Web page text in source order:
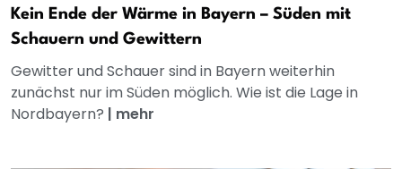
Kein Ende der Wärme in Bayern – Süden mit
Schauern und Gewittern
Gewitter und Schauer sind in Bayern weiterhin
zunächst nur im Süden möglich. Wie ist die Lage in
Nordbayern? | mehr